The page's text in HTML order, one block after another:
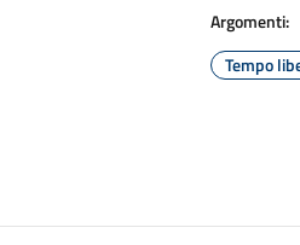
Argomenti:
Tempo